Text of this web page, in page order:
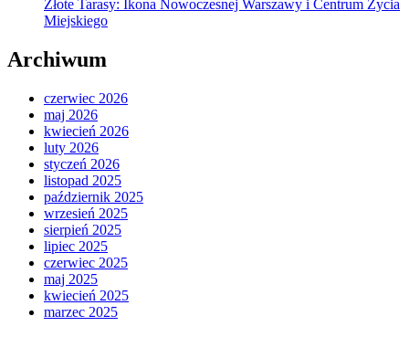
Złote Tarasy: Ikona Nowoczesnej Warszawy i Centrum Życia
Miejskiego
Archiwum
czerwiec 2026
maj 2026
kwiecień 2026
luty 2026
styczeń 2026
listopad 2025
październik 2025
wrzesień 2025
sierpień 2025
lipiec 2025
czerwiec 2025
maj 2025
kwiecień 2025
marzec 2025